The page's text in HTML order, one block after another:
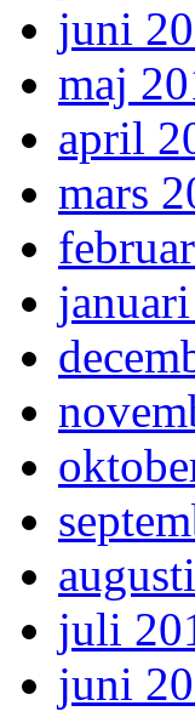
juni
maj
april
mars
juli
juni